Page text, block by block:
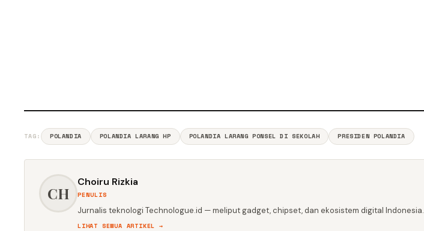
TAG: POLANDIA POLANDIA LARANG HP POLANDIA LARANG PONSEL DI SEKOLAH PRESIDEN POLANDIA
CH
Choiru Rizkia
PENULIS
Jurnalis teknologi Technologue.id — meliput gadget, chipset, dan ekosistem digital Indonesia.
LIHAT SEMUA ARTIKEL →